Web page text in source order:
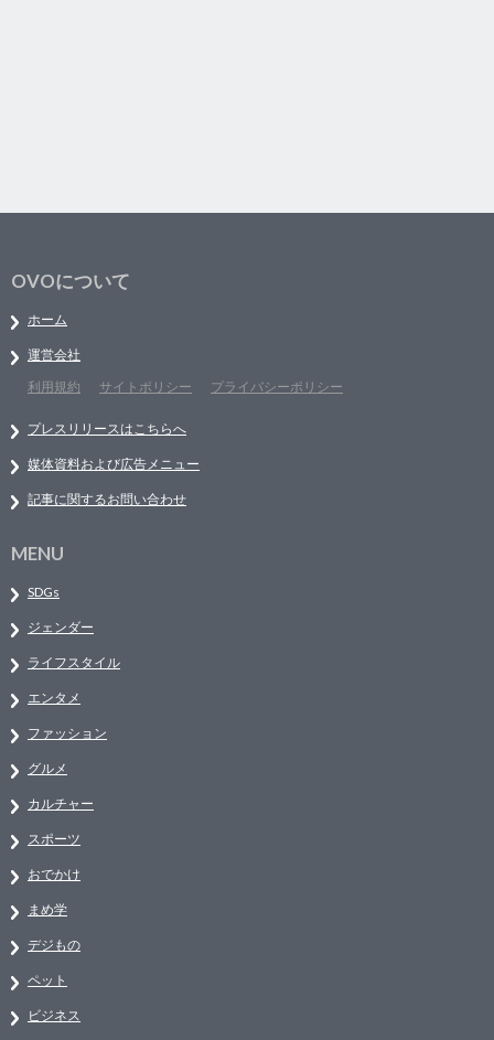
OVOについて
ホーム
運営会社
利用規約
サイトポリシー プライバシーポリシー
プレスリリースはこちらへ
媒体資料および広告メニュー
記事に関するお問い合わせ
MENU
SDGs
ジェンダー
ライフスタイル
エンタメ
ファッション
グルメ
カルチャー
スポーツ
おでかけ
まめ学
デジもの
ペット
ビジネス